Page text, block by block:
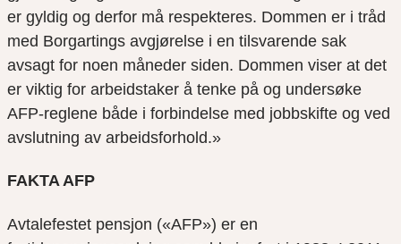
er gyldig og derfor må respekteres. Dommen er i tråd
med Borgartings avgjørelse i en tilsvarende sak
avsagt for noen måneder siden. Dommen viser at det
er viktig for arbeidstaker å tenke på og undersøke
AFP-reglene både i forbindelse med jobbskifte og ved
avslutning av arbeidsforhold.»
FAKTA AFP
Avtalefestet pensjon («AFP») er en